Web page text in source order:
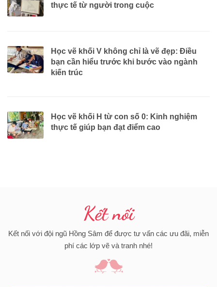
thực tế từ người trong cuộc
Học vẽ khối V không chỉ là vẽ đẹp: Điều
bạn cần hiểu trước khi bước vào ngành
kiến trúc
Học vẽ khối H từ con số 0: Kinh nghiệm
thực tế giúp bạn đạt điểm cao
Kết nối
Kết nối với đội ngũ Hồng Sâm để được tư vấn các ưu đãi, miễn
phí các lớp vẽ và tranh nhé!